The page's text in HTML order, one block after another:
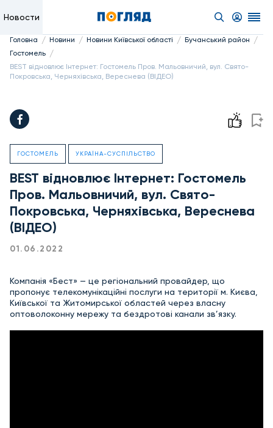
Новости
Головна / Новини / Новини Київської області / Бучанський район /
Гостомель /
BEST відновлює Інтернет: Гостомель Пров. Мальовничий, вул. Свято-
Покровська, Черняхівська, Вереснева (ВІДЕО)
ГОСТОМЕЛЬ УКРАЇНА-СУСПІЛЬСТВО
BEST відновлює Інтернет: Гостомель
Пров. Мальовничий, вул. Свято-
Покровська, Черняхівська, Вереснева
(ВІДЕО)
01.06.2022
Компанія «Бест» — це регіональний провайдер, що
пропонує телекомунікаційні послуги на території м. Києва,
Київської та Житомирської областей через власну
оптоволоконну мережу та бездротові канали зв’язку.